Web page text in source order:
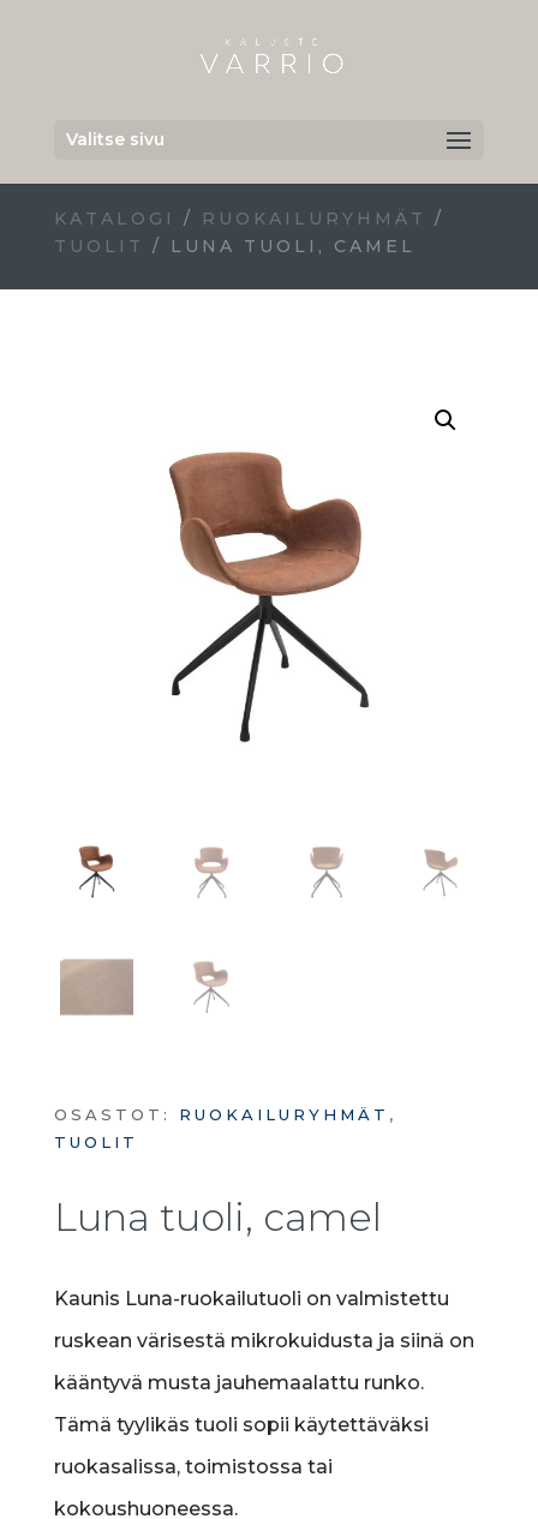
Valitse sivu
KATALOGI / RUOKAILURYHMÄT
/
TUOLIT
/ LUNA TUOLI, CAMEL
OSASTOT: RUOKAILURYHMÄT ,
TUOLIT
Luna tuoli, camel
Kaunis Luna-ruokailutuoli on valmistettu
ruskean värisestä mikrokuidusta ja siinä on
kääntyvä musta jauhemaalattu runko.
Tämä tyylikäs tuoli sopii käytettäväksi
ruokasalissa, toimistossa tai
kokoushuoneessa.